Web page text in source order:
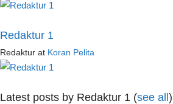
Redaktur 1
Redaktur at Koran Pelita
Latest posts by Redaktur 1 (see all)